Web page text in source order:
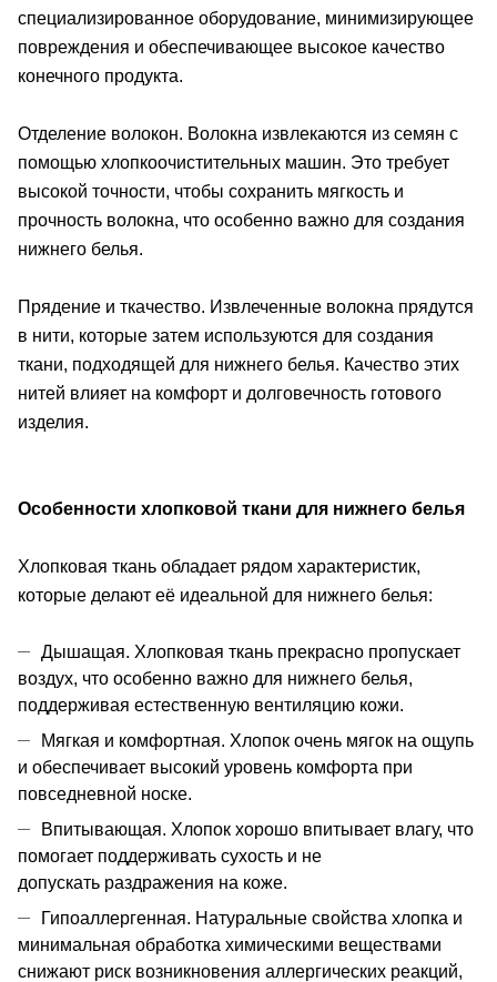
специализированное оборудование, минимизирующее
повреждения и обеспечивающее высокое качество
конечного продукта.
Отделение волокон. Волокна извлекаются из семян с
помощью хлопкоочистительных машин. Это требует
высокой точности, чтобы сохранить мягкость и
прочность волокна, что особенно важно для создания
нижнего белья.
Прядение и ткачество. Извлеченные волокна прядутся
в нити, которые затем используются для создания
ткани, подходящей для нижнего белья. Качество этих
нитей влияет на комфорт и долговечность готового
изделия.
Особенности хлопковой ткани для нижнего белья
Хлопковая ткань обладает рядом характеристик,
которые делают её идеальной для нижнего белья:
Дышащая. Хлопковая ткань прекрасно пропускает
воздух, что особенно важно для нижнего белья,
поддерживая естественную вентиляцию кожи.
Мягкая и комфортная. Хлопок очень мягок на ощупь
и обеспечивает высокий уровень комфорта при
повседневной носке.
Впитывающая. Хлопок хорошо впитывает влагу, что
помогает поддерживать сухость и не
допускать раздражения на коже.
Гипоаллергенная. Натуральные свойства хлопка и
минимальная обработка химическими веществами
снижают риск возникновения аллергических реакций,